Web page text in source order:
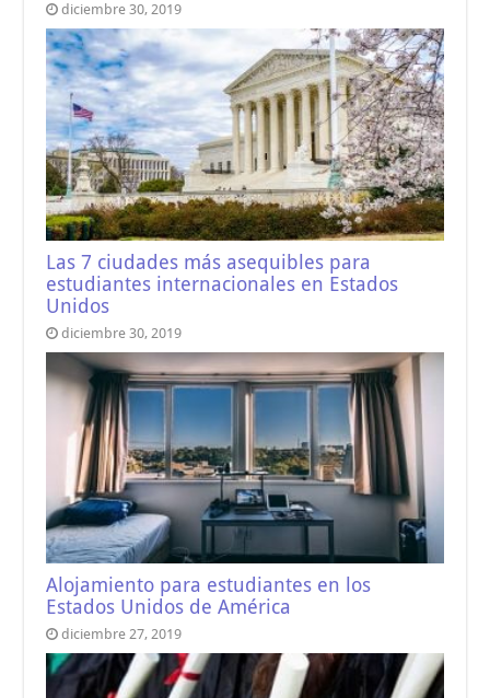
diciembre 30, 2019
Las 7 ciudades más asequibles para
estudiantes internacionales en Estados
Unidos
diciembre 30, 2019
Alojamiento para estudiantes en los
Estados Unidos de América
diciembre 27, 2019